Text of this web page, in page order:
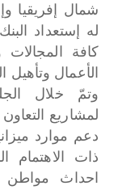
شمال إفريقيا
له إستعداد
كافة
الأعمال وتأهيل
وتمّ خلال
لمشاريع
دعم موارد
ذات الاهتمام
احداث مواطن